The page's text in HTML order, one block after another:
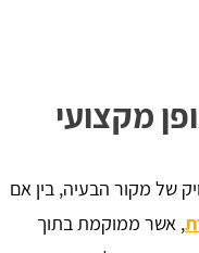
מקצועי
של מקור הבעיה, בין אם
, אשר ממוקמת בתוך